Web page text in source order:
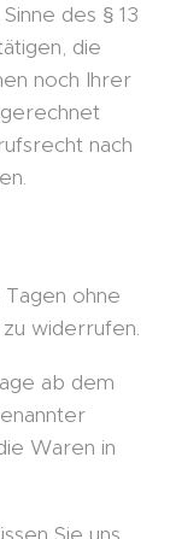
des § 13
die
noch Ihrer
nach
ohne
widerrufen.
ab dem
Waren in